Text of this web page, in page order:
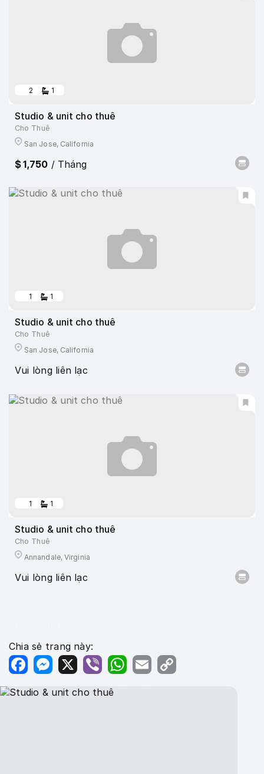
Studio & unit cho thuê
2 1
Cho Thuê
San Jose, California
$ 1,750 / Tháng
Studio & unit cho thuê
1 1
Cho Thuê
San Jose, California
Vui lòng liên lạc
Studio & unit cho thuê
1 1
Cho Thuê
Annandale, Virginia
Vui lòng liên lạc
Chia sẻ trang này:
FacebookMessenger
X Viber WhatsApp
Email